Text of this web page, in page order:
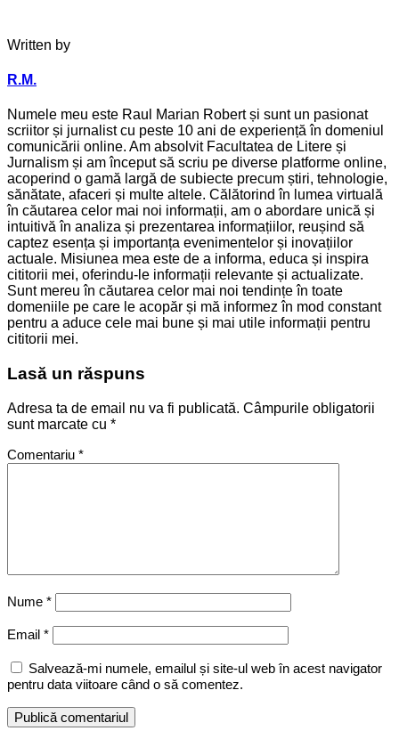
Written by
R.M.
Numele meu este Raul Marian Robert și sunt un pasionat
scriitor și jurnalist cu peste 10 ani de experiență în domeniul
comunicării online. Am absolvit Facultatea de Litere și
Jurnalism și am început să scriu pe diverse platforme online,
acoperind o gamă largă de subiecte precum știri, tehnologie,
sănătate, afaceri și multe altele. Călătorind în lumea virtuală
în căutarea celor mai noi informații, am o abordare unică și
intuitivă în analiza și prezentarea informațiilor, reușind să
captez esența și importanța evenimentelor și inovațiilor
actuale. Misiunea mea este de a informa, educa și inspira
cititorii mei, oferindu-le informații relevante și actualizate.
Sunt mereu în căutarea celor mai noi tendințe în toate
domeniile pe care le acopăr și mă informez în mod constant
pentru a aduce cele mai bune și mai utile informații pentru
cititorii mei.
Lasă un răspuns
Adresa ta de email nu va fi publicată. Câmpurile obligatorii
sunt marcate cu *
Comentariu *
Nume *
Email *
Salvează-mi numele, emailul și site-ul web în acest navigator
pentru data viitoare când o să comentez.